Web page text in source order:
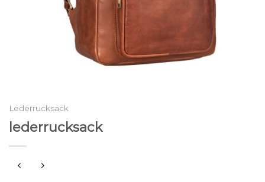
Lederrucksack
lederrucksack